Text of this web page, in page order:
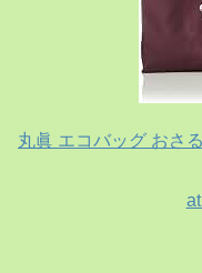
丸眞 エコバッグ おさ